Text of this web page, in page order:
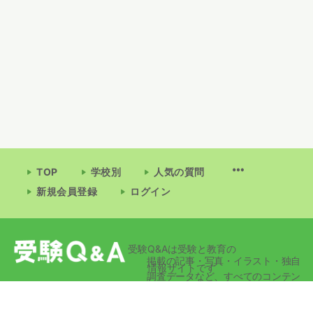
TOP 学校別
人気の質問
新規会員登録
ログイン
受験Q&Aは受験と教育の
情報サイトです
掲載の記事・写真・イラスト・独自
調査データなど、すべてのコンテン